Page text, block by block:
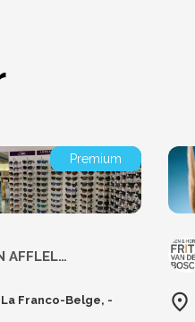
Premium
ALAIN AFFLELOU LA LOUVIERE
La Franco-Belge, -